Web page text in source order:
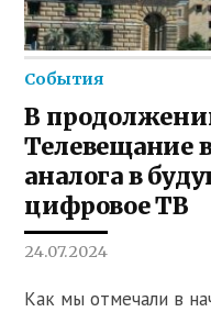
События
В
Телевещание
аналога в
цифровое ТВ
24.07.2024
Как мы отмечали в